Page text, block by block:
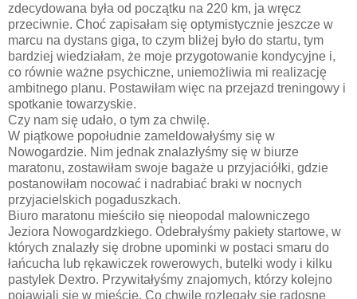
zdecydowana była od początku na 220 km, ja wręcz
przeciwnie. Choć zapisałam się optymistycznie jeszcze w
marcu na dystans giga, to czym bliżej było do startu, tym
bardziej wiedziałam, że moje przygotowanie kondycyjne i,
co równie ważne psychiczne, uniemożliwia mi realizację
ambitnego planu. Postawiłam więc na przejazd treningowy i
spotkanie towarzyskie.
Czy nam się udało, o tym za chwilę.
W piątkowe popołudnie zameldowałyśmy się w
Nowogardzie. Nim jednak znalazłyśmy się w biurze
maratonu, zostawiłam swoje bagaże u przyjaciółki, gdzie
postanowiłam nocować i nadrabiać braki w nocnych
przyjacielskich pogaduszkach.
Biuro maratonu mieściło się nieopodal malowniczego
Jeziora Nowogardzkiego. Odebrałyśmy pakiety startowe, w
których znalazły się drobne upominki w postaci smaru do
łańcucha lub rękawiczek rowerowych, butelki wody i kilku
pastylek Dextro. Przywitałyśmy znajomych, którzy kolejno
pojawiali się w mieście. Co chwilę rozlegały się radosne